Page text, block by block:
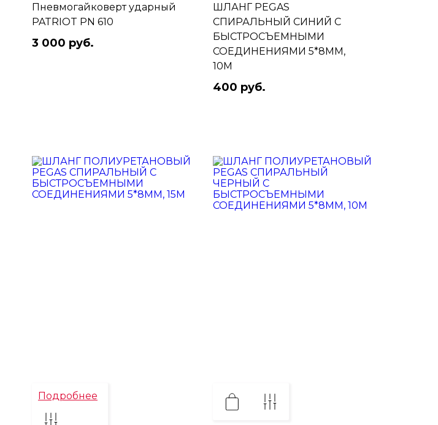
Пневмогайковерт ударный
PATRIOT PN 610
3 000 руб.
ШЛАНГ PEGAS
СПИРАЛЬНЫЙ СИНИЙ С
БЫСТРОСЪЕМНЫМИ
СОЕДИНЕНИЯМИ 5*8ММ,
10М
400 руб.
Подробнее